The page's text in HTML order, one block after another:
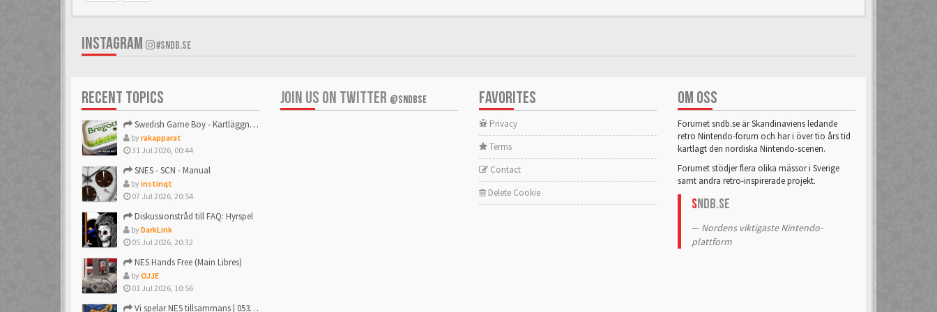
INSTAGRAM #SNDB.SE
RECENT TOPICS
Swedish Game Boy - Kartläggningstråden!
byrakapparat
31 Jul 2026, 00:44
SNES - SCN - Manual
byinstinqt
07 Jul 2026, 20:54
Diskussionstråd till FAQ: Hyrspel
byDarkLink
05 Jul 2026, 20:32
NES Hands Free (Main Libres)
byOJJE
01 Jul 2026, 10:56
Vi spelar NES tillsammans | 053: R.C. Pro AM
JOIN US ON TWITTER @SNDBSE FAVORITES
Privacy
Terms
Contact
Delete Cookie
OM OSS
Forumet sndb.se är Skandinaviens ledande
retro Nintendo-forum och har i över tio års tid
kartlagt den nordiska Nintendo-scenen.
Forumet stödjer flera olika mässor i Sverige
samt andra retro-inspirerade projekt.
SNDB.se
Nordens viktigaste Nintendo-
plattform